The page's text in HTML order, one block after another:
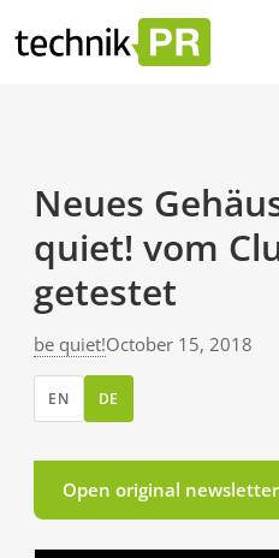
Neues
quiet! vom
getestet
be quiet!October 15, 2018
EN DE
Open original newsletter